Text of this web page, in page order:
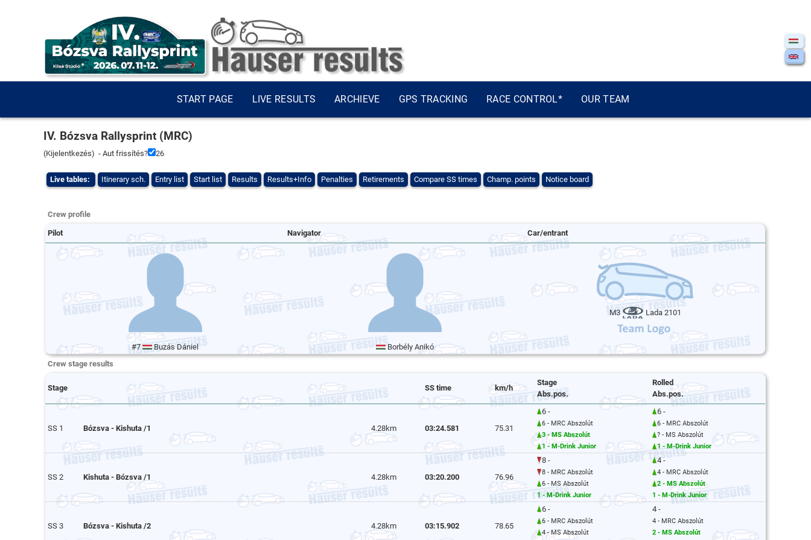
START PAGE LIVE RESULTS ARCHIEVE GPS TRACKING RACE CONTROL* OUR TEAM
IV. Bózsva Rallysprint (MRC)
(Kijelentkezés) - Aut frissítés? 26
Live tables: Itinerary sch. Entry list Start list Results Results+Info Penalties Retirements Compare SS times Champ. points Notice board
Crew profile
Pilot Navigator Car/entrant
#7 Buzás Dániel Borbély Anikó
M3 Lada 2101
Crew stage results
Stage SS time km/h
Stage
Abs.pos.
Rolled
Abs.pos.
SS 1 Bózsva - Kishuta /1 4.28km 03:24.581 75.31
6 -
6 - MRC Abszolút
3 - MS Abszolút
1 - M-Drink Junior
6 -
6 - MRC Abszolút
? - MS Abszolút
1 - M-Drink Junior
SS 2 Kishuta - Bózsva /1 4.28km 03:20.200 76.96
8 -
8 - MRC Abszolút
6 - MS Abszolút
1 - M-Drink Junior
4 -
4 - MRC Abszolút
2 - MS Abszolút
1 - M-Drink Junior
SS 3 Bózsva - Kishuta /2 4.28km 03:15.902 78.65
6 -
6 - MRC Abszolút
4 - MS Abszolút
4 -
4 - MRC Abszolút
2 - MS Abszolút